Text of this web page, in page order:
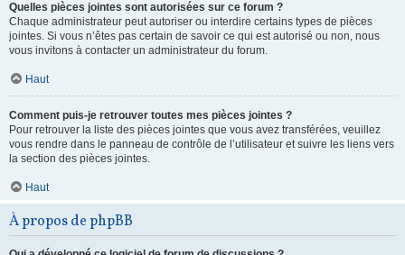
Quelles pièces jointes sont autorisées sur ce forum ?
Chaque administrateur peut autoriser ou interdire certains types de pièces
jointes. Si vous n’êtes pas certain de savoir ce qui est autorisé ou non, nous
vous invitons à contacter un administrateur du forum.
Haut
Comment puis-je retrouver toutes mes pièces jointes ?
Pour retrouver la liste des pièces jointes que vous avez transférées, veuillez
vous rendre dans le panneau de contrôle de l’utilisateur et suivre les liens vers
la section des pièces jointes.
Haut
À propos de phpBB